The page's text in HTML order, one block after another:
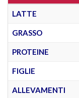
LATTE
GRASSO
PROTEINE
FIGLIE
ALLEVAMENTI